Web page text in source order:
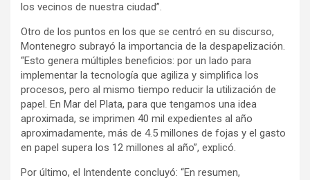
los vecinos de nuestra ciudad”.
Otro de los puntos en los que se centró en su discurso,
Montenegro subrayó la importancia de la despapelización.
“Esto genera múltiples beneficios: por un lado para
implementar la tecnología que agiliza y simplifica los
procesos, pero al mismo tiempo reducir la utilización de
papel. En Mar del Plata, para que tengamos una idea
aproximada, se imprimen 40 mil expedientes al año
aproximadamente, más de 4.5 millones de fojas y el gasto
en papel supera los 12 millones al año”, explicó.
Por último, el Intendente concluyó: “En resumen,